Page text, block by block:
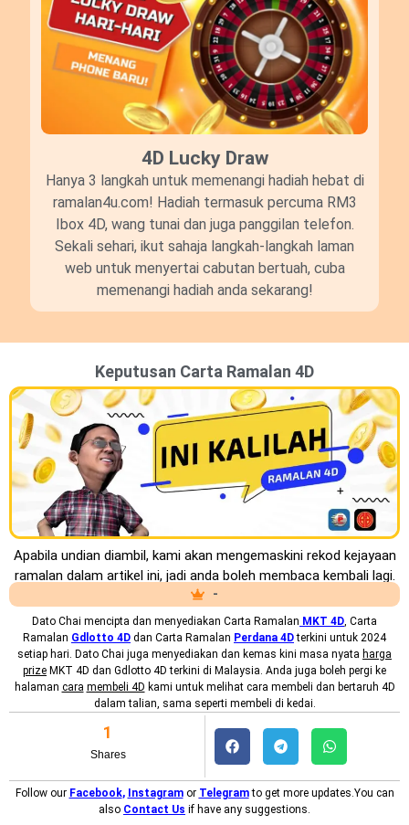
4D Lucky Draw​
Hanya 3 langkah untuk memenangi hadiah hebat di
ramalan4u.com! Hadiah termasuk percuma RM3
Ibox 4D, wang tunai dan juga panggilan telefon.
Sekali sehari, ikut sahaja langkah-langkah laman
web untuk menyertai cabutan bertuah, cuba
memenangi hadiah anda sekarang!
Keputusan Carta Ramalan 4D
Apabila undian diambil, kami akan mengemaskini rekod kejayaan
ramalan dalam artikel ini, jadi anda boleh membaca kembali lagi.
-
Dato Chai mencipta dan menyediakan Carta Ramalan MKT 4D, Carta
Ramalan Gdlotto 4D dan Carta Ramalan Perdana 4Dterkini untuk 2024
setiap hari. Dato Chai juga menyediakan dan kemas kini masa nyata harga
prize MKT 4D dan Gdlotto 4D terkini di Malaysia. Anda juga boleh pergi ke
halaman cara membeli 4D kami untuk melihat cara membeli dan bertaruh 4D
dalam talian, sama seperti membeli di kedai.
Shares
1
Follow our Facebook, Instagramor Telegramto get more updates.You can
also Contact Us if have any suggestions.